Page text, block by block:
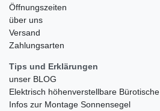
Öffnungszeiten
über uns
Versand
Zahlungsarten
Tips und Erklärungen
unser BLOG
Elektrisch höhenverstellbare Bürotische
Infos zur Montage Sonnensegel